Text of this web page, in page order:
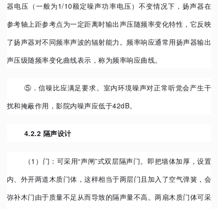
器电压（一般为1/10额定噪声功率电压）不变情况下，扬声器在
参考轴上距参考点为一定距离时输出声压随频率变化特性，它反映
了扬声器对不同频率声波的辐射能力。频率响应通常用扬声器输出
声压级随频率变化曲线表示，称为频率响应曲线。
⑤．信噪比应满足要求。室内环境噪声对正常听觉会产生干
扰和掩蔽作用，影院内噪声应低于42dB。
4.2.2 隔声设计
（1） 门：可采用“声闸”式双层隔声门。即把墙体加厚，设置
内、外开两道木质门体，这样相当于两层门且加入了空气弹簧，会
弥补木门由于质量不足从而导致的隔声量不高。两扇木质门体可采